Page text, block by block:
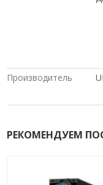
Производитель
РЕКОМЕНДУЕМ